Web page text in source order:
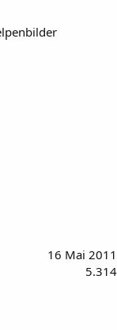
16 Mai 2011
5.314